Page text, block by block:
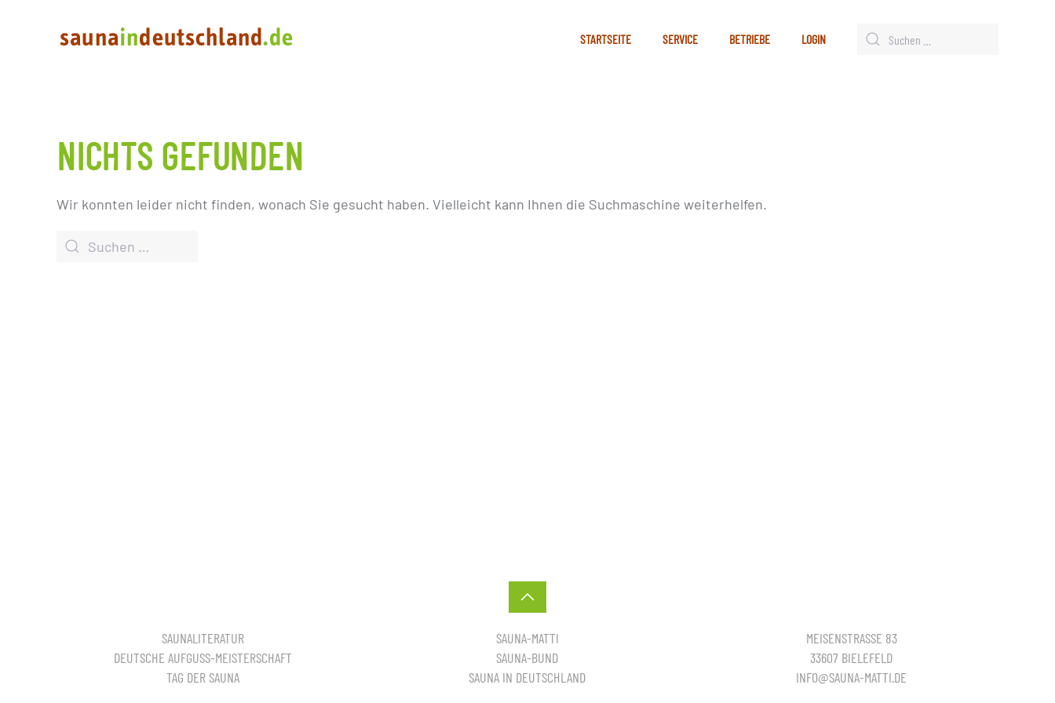
STARTSEITE SERVICE BETRIEBE LOGIN
NICHTS GEFUNDEN
Wir konnten leider nicht finden, wonach Sie gesucht haben. Vielleicht kann Ihnen die Suchmaschine weiterhelfen.
SAUNALITERATUR
DEUTSCHE AUFGUSS-MEISTERSCHAFT
TAG DER SAUNA
SAUNA-MATTI
SAUNA-BUND
SAUNA IN DEUTSCHLAND
MEISENSTRASSE 83
33607 BIELEFELD
INFO@SAUNA-MATTI.DE